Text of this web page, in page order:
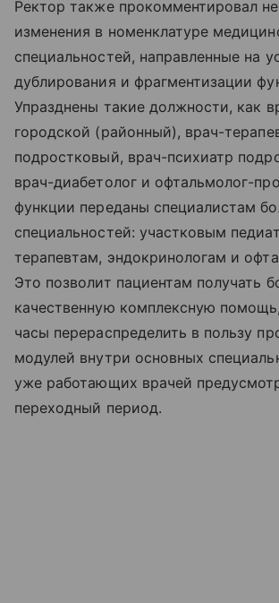
Ректор также прокомментировал
изменения в номенклатуре
специальностей, направленные на
дублирования и фрагментизации
Упразднены такие должности, как
городской (районный), врач-
подростковый, врач-психиатр
врач-диабетолог и офтальмолог-
функции переданы специалистам
специальностей: участковым
терапевтам, эндокринологам и
Это позволит пациентам получать
качественную комплексную
часы перераспределить в пользу
модулей внутри основных
уже работающих врачей
переходный период.